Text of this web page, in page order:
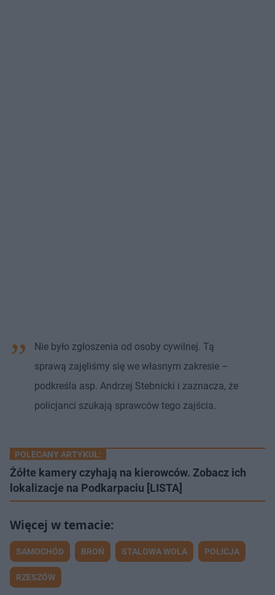
Nie było zgłoszenia od osoby cywilnej. Tą
sprawą zajęliśmy się we własnym zakresie –
podkreśla asp. Andrzej Stebnicki i zaznacza, że
policjanci szukają sprawców tego zajścia.
POLECANY ARTYKUŁ:
Żółte kamery czyhają na kierowców. Zobacz ich
lokalizacje na Podkarpaciu [LISTA]
SAMOCHÓD BROŃ STALOWA WOLA POLICJA
RZESZÓW